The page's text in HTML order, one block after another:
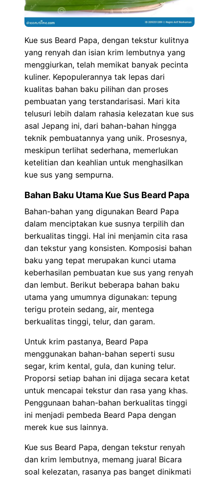
Kue sus Beard Papa, dengan tekstur kulitnya
yang renyah dan isian krim lembutnya yang
menggiurkan, telah memikat banyak pecinta
kuliner. Kepopulerannya tak lepas dari
kualitas bahan baku pilihan dan proses
pembuatan yang terstandarisasi. Mari kita
telusuri lebih dalam rahasia kelezatan kue sus
asal Jepang ini, dari bahan-bahan hingga
teknik pembuatannya yang unik. Prosesnya,
meskipun terlihat sederhana, memerlukan
ketelitian dan keahlian untuk menghasilkan
kue sus yang sempurna.
Bahan Baku Utama Kue Sus Beard Papa
Bahan-bahan yang digunakan Beard Papa
dalam menciptakan kue susnya terpilih dan
berkualitas tinggi. Hal ini menjamin cita rasa
dan tekstur yang konsisten. Komposisi bahan
baku yang tepat merupakan kunci utama
keberhasilan pembuatan kue sus yang renyah
dan lembut. Berikut beberapa bahan baku
utama yang umumnya digunakan: tepung
terigu protein sedang, air, mentega
berkualitas tinggi, telur, dan garam.
Untuk krim pastanya, Beard Papa
menggunakan bahan-bahan seperti susu
segar, krim kental, gula, dan kuning telur.
Proporsi setiap bahan ini dijaga secara ketat
untuk mencapai tekstur dan rasa yang khas.
Penggunaan bahan-bahan berkualitas tinggi
ini menjadi pembeda Beard Papa dengan
merek kue sus lainnya.
Kue sus Beard Papa, dengan tekstur renyah
dan krim lembutnya, memang juara! Bicara
soal kelezatan, rasanya pas banget dinikmati